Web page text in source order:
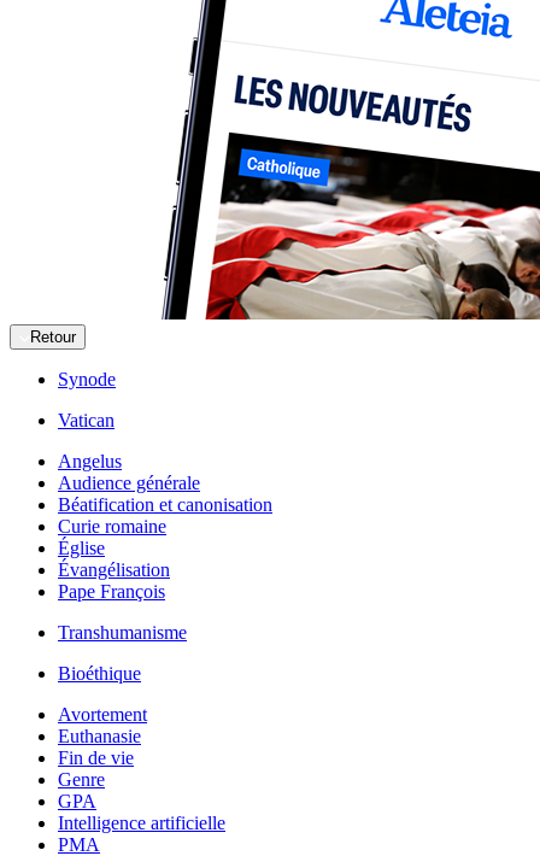
Retour
Synode
Vatican
Angelus
Audience générale
Béatification et canonisation
Curie romaine
Église
Évangélisation
Pape François
Transhumanisme
Bioéthique
Avortement
Euthanasie
Fin de vie
Genre
GPA
Intelligence artificielle
PMA